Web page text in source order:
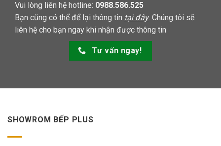
Vui lòng liên hệ hotline: 0988.586.525
Bạn cũng có thể để lại thông tin tại đây. Chúng tôi sẽ
liên hệ cho bạn ngay khi nhận được thông tin
Tư vấn ngay!
SHOWROM BẾP PLUS